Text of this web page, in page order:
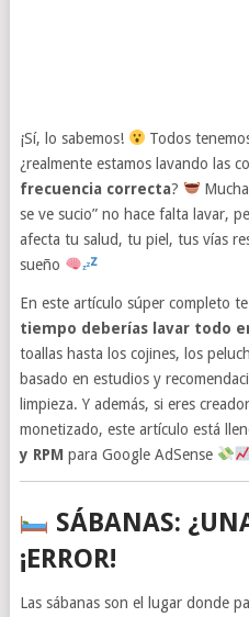
¡Sí, lo sabemos!
Todos
¿realmente estamos lavando las
frecuencia correcta?
se ve sucio” no hace falta lavar,
afecta tu salud, tu piel, tus vías
sueño
En este artículo súper completo
tiempo deberías lavar todo
toallas hasta los cojines, los
basado en estudios y
limpieza. Y además, si eres
monetizado, este artículo está
y RPM para Google AdSense
SÁBANAS:
¡ERROR!
Las sábanas son el lugar donde